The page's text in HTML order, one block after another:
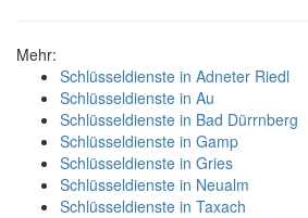
Mehr:
Schlüsseldienste in Adneter Riedl
Schlüsseldienste in Au
Schlüsseldienste in Bad Dürrnberg
Schlüsseldienste in Gamp
Schlüsseldienste in Gries
Schlüsseldienste in Neualm
Schlüsseldienste in Taxach